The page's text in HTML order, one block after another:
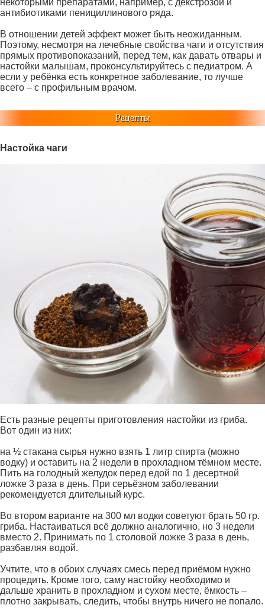
некоторыми препаратами, например, с декстрозой и
антибиотиками пенициллинового ряда.
В отношении детей эффект может быть неожиданным.
Поэтому, несмотря на лечебные свойства чаги и отсутствия
прямых противопоказаний, перед тем, как давать отвары и
настойки малышам, проконсультируйтесь с педиатром. А
если у ребёнка есть конкретное заболевание, то лучше
всего – с профильным врачом.
Рецепты
Настойка чаги
Есть разные рецепты приготовления настойки из гриба.
Вот один из них:
на ½ стакана сырья нужно взять 1 литр спирта (можно
водку) и оставить на 2 недели в прохладном тёмном месте.
Пить на голодный желудок перед едой по 1 десертной
ложке 3 раза в день. При серьёзном заболевании
рекомендуется длительный курс.
Во втором варианте на 300 мл водки советуют брать 50 гр.
гриба. Настаиваться всё должно аналогично, но 3 недели
вместо 2. Принимать по 1 столовой ложке 3 раза в день,
разбавляя водой.
Учтите, что в обоих случаях смесь перед приёмом нужно
процедить. Кроме того, саму настойку необходимо и
дальше хранить в прохладном и сухом месте, ёмкость –
плотно закрывать, следить, чтобы внутрь ничего не попало.